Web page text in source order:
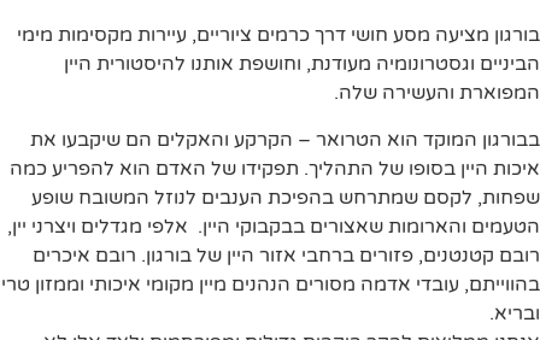
בורגון מציעה מסע חושי דרך כרמים ציוריים, עיירות מקסימות מימי
הביניים וגסטרונומיה מעודנת, וחושפת אותנו להיסטורית היין
המפוארת והעשירה שלה.
בבורגון המוקד הוא הטרואר – הקרקע והאקלים הם שיקבעו את
איכות היין בסופו של התהליך. תפקידו של האדם הוא להפריע כמה
שפחות, לקסם שמתרחש בהפיכת הענבים לנוזל המשובח שופע
הטעמים והארומות שאצורים בבקבוקי היין. אלפי מגדלים ויצרני יין,
רובם קטנטנים, פזורים ברחבי אזור היין של בורגון. רובם איכרים
בהווייתם, עובדי אדמה מסורים הנהנים מיין מקומי איכותי וממזון טרי
ובריא.